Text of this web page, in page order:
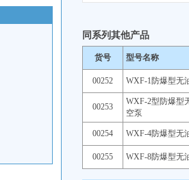
同系列其他产品
货号 型号名称
00252 WXF-1防爆型无
00253
WXF-2型防爆型
空泵
00254 WXF-4防爆型无
00255 WXF-8防爆型无